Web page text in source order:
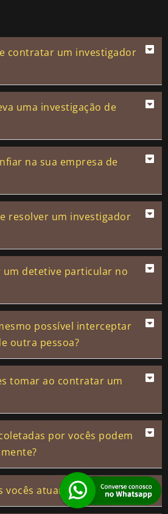
contratar um investigador
uma investigação de
na sua empresa de
resolver um investigador
um detetive particular no
possível interceptar
outra pessoa?
tomar ao contratar um
por vocês podem
vocês atuam?